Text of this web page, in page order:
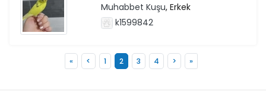
Muhabbet Kuşu, Erkek
k1599842
« < 1 2 3 4 > »